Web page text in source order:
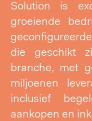
Solution is
groeiende
die geschikt
branche, met
miljoenen
inclusief
aankopen en